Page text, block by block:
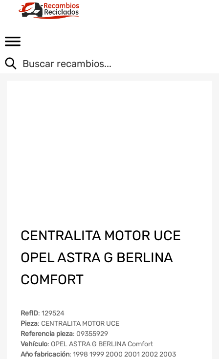
CENTRALITA MOTOR UCE
OPEL ASTRA G BERLINA
COMFORT
RefID: 129524
Pieza: CENTRALITA MOTOR UCE
Referencia pieza: 09355929
Vehículo: OPEL ASTRA G BERLINA Comfort
Año fabricación: 1998 1999 2000 2001 2002 2003